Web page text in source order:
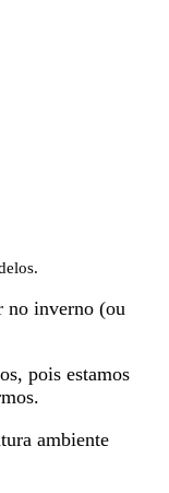
no inverno (ou
pois estamos
ambiente